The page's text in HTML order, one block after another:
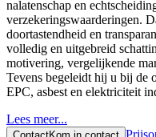
nalatenschap en
verzekeringswaarderingen.
doortastendheid en
volledig en uitgebreid
motivering, vergelijkende
Tevens begeleidt hij u bij de
EPC, asbest en elektriciteit
Lees meer...